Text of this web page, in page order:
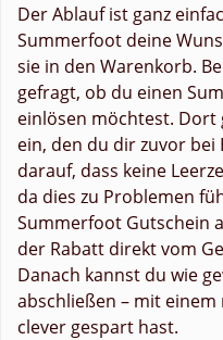
Der Ablauf ist ganz
Summerfoot deine
sie in den Warenkorb.
gefragt, ob du einen
einlösen möchtest. Dort
ein, den du dir zuvor
darauf, dass keine
da dies zu Problemen
Summerfoot Gutschein
der Rabatt direkt vom
Danach kannst du wie
abschließen – mit
clever gespart hast.